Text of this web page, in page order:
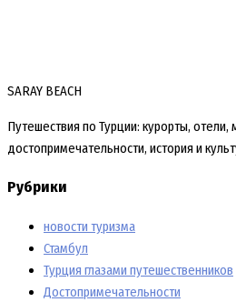
SARAY BEACH
Путешествия по Турции: курорты, отели,
достопримечательности, история и
Рубрики
новости туризма
Стамбул
Турция глазами путешественников
Достопримечательности